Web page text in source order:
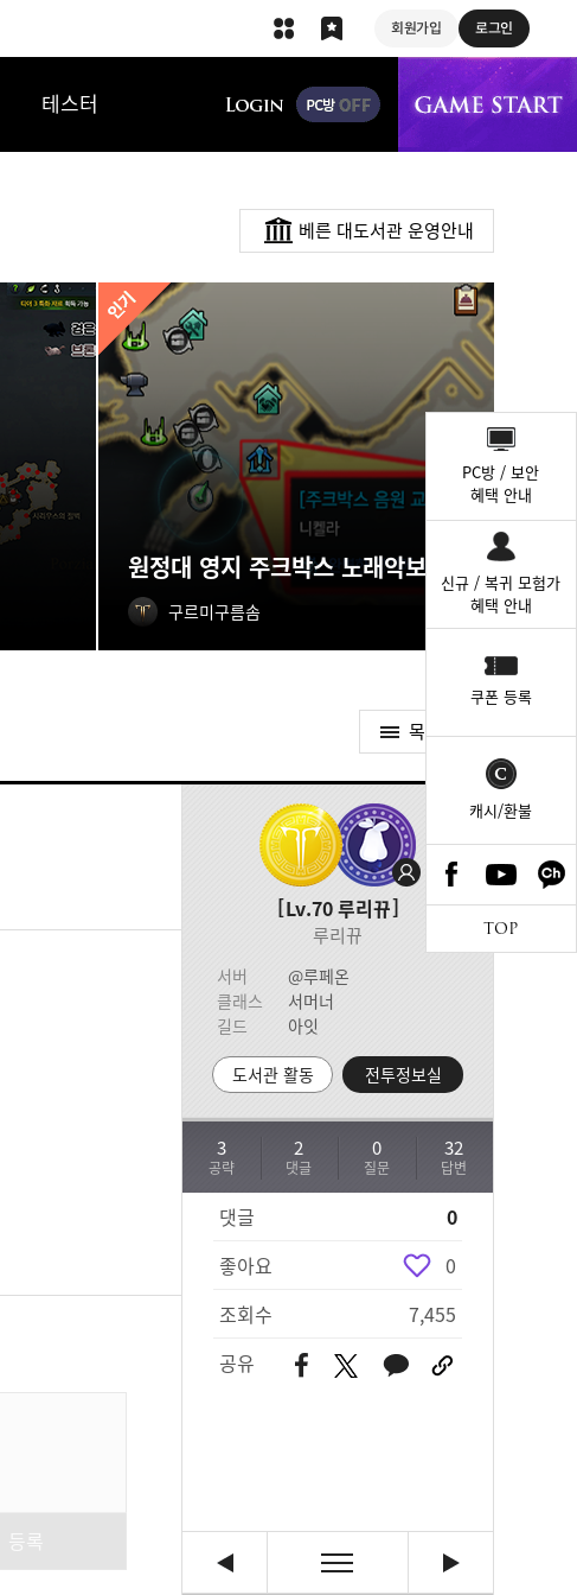
회원가입 로그인
테스터
베른 대도서관 운영안내
원정대 영지 주크박스 노래악보 획득처
구르미구름솜
목록가기
Lv.70루리뀨
루리뀨
서버
@루페온
클래스
서머너
길드
아잇
도서관 활동 전투정보실
공략
3
댓글
2
질문
0
답변
32
댓글
0
좋아요
0
조회수
7,455
공유
PC방 / 보안
혜택 안내
신규 / 복귀 모험가
혜택 안내
쿠폰 등록
캐시/환불
TOP